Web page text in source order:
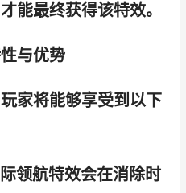
能最终获得该特效。
与优势
家将能够享受到以下
领航特效会在消除时